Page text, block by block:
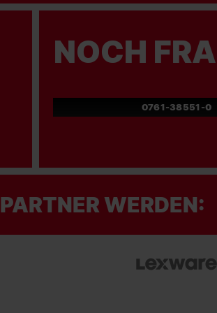
NOCH
0761-38551-0
PARTNER WERDEN: